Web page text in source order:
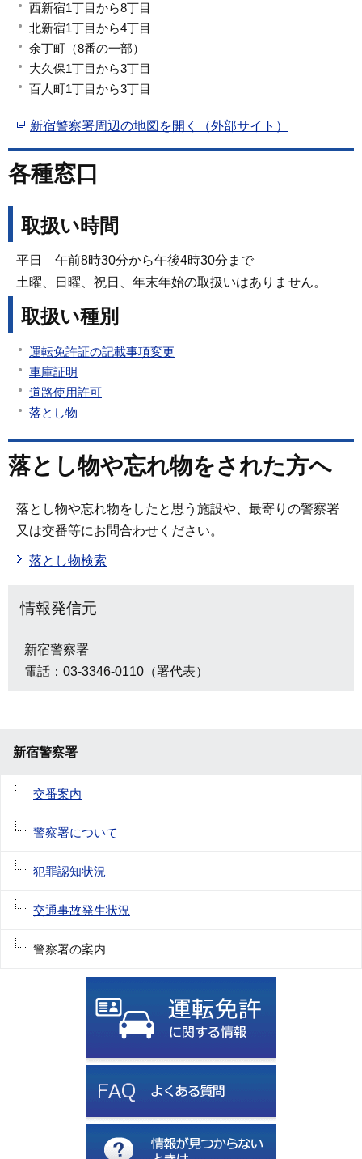
西新宿1丁目から8丁目
北新宿1丁目から4丁目
余丁町（8番の一部）
大久保1丁目から3丁目
百人町1丁目から3丁目
新宿警察署周辺の地図を開く（外部サイト）
各種窓口
取扱い時間
平日 午前8時30分から午後4時30分まで
土曜、日曜、祝日、年末年始の取扱いはありません。
取扱い種別
運転免許証の記載事項変更
車庫証明
道路使用許可
落とし物
落とし物や忘れ物をされた方へ
落とし物や忘れ物をしたと思う施設や、最寄りの警察署
又は交番等にお問合わせください。
落とし物検索
情報発信元
新宿警察署
電話：03-3346-0110（署代表）
新宿警察署
交番案内
警察署について
犯罪認知状況
交通事故発生状況
警察署の案内